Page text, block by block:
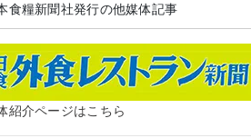
食糧新聞社発行の他媒体記事
紹介ページはこちら